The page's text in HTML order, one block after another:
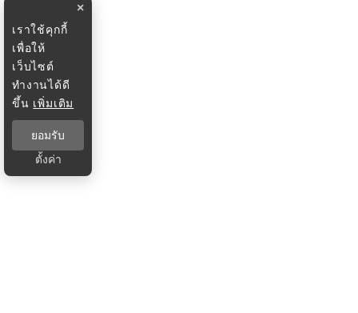
×
เราใช้คุกกี้
เพื่อให้
เว็บไซต์
ทำงานได้ดี
ขึ้น เพิ่มเติม
ยอมรับ
ตั้งค่า